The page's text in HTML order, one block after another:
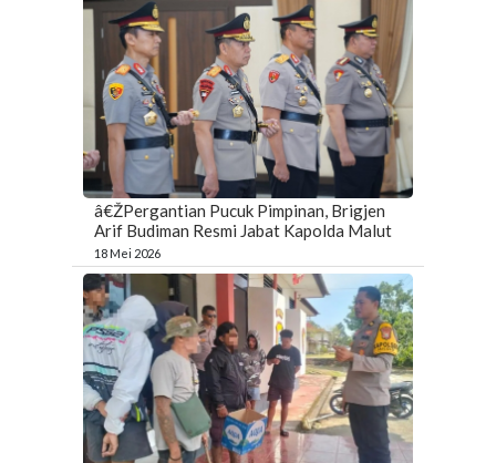
â€ŽPergantian Pucuk Pimpinan, Brigjen
Arif Budiman Resmi Jabat Kapolda Malut
18 Mei 2026